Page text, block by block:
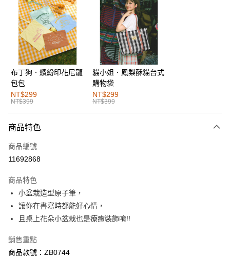
超商取貨付款
LINE Pay
街口支付
運送方式
全家取貨付款
每筆NT$60，滿NT$1,000(含以上)免運費
付款後全家取貨
萊爾富取貨付款
付款後萊爾富取貨
每筆NT$60，滿NT$1,000(含以上)免運費
7-11取貨付款
每筆NT$60，滿NT$1,000(含以上)免運費
付款後7-11取貨
布丁狗．繽紛印花尼龍
包包
NT$299
NT$399
貓小姐．鳳梨酥貓台式
購物袋
NT$299
NT$399
商品特色
商品編號
11692868
商品特色
小盆栽造型原子筆，
讓你在書寫時都能好心情，
且桌上花朵小盆栽也是療癒裝飾唷!!
銷售重點
商品款號：ZB0744